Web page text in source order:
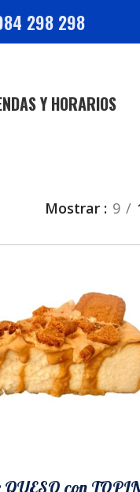
298 298
Y HORARIOS
Mostrar 9
QUESO con